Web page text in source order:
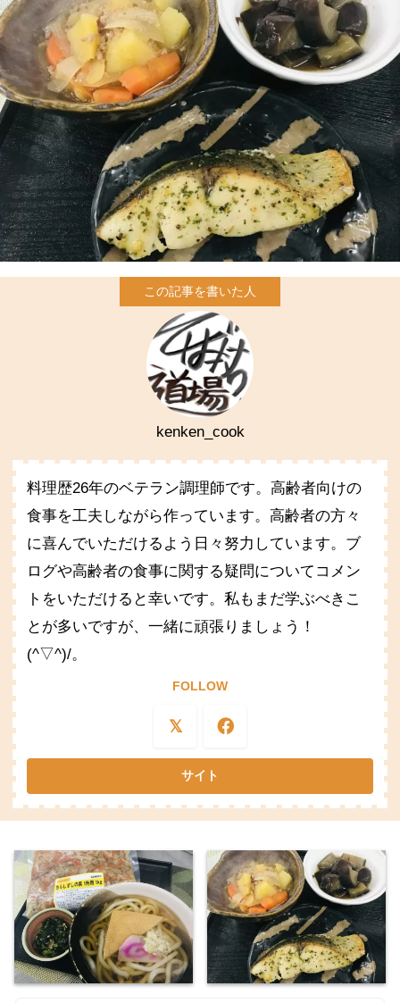
kenken_cook
料理歴26年のベテラン調理師です。高齢者向けの
食事を工夫しながら作っています。高齢者の方々
に喜んでいただけるよう日々努力しています。ブ
ログや高齢者の食事に関する疑問についてコメン
トをいただけると幸いです。私もまだ学ぶべきこ
とが多いですが、一緒に頑張りましょう！
(^▽^)/。
FOLLOW